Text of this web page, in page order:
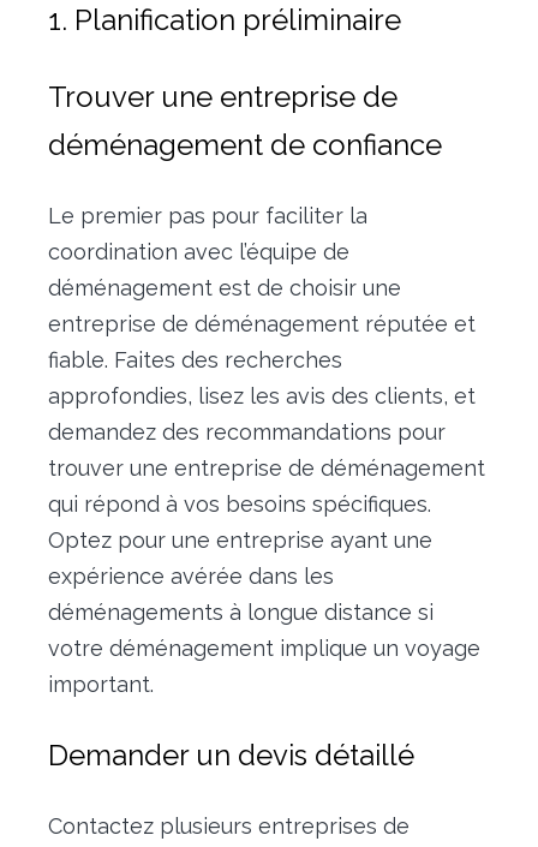
1. Planification préliminaire
Trouver une entreprise de
déménagement de confiance
Le premier pas pour faciliter la
coordination avec l’équipe de
déménagement est de choisir une
entreprise de déménagement réputée et
fiable. Faites des recherches
approfondies, lisez les avis des clients, et
demandez des recommandations pour
trouver une entreprise de déménagement
qui répond à vos besoins spécifiques.
Optez pour une entreprise ayant une
expérience avérée dans les
déménagements à longue distance si
votre déménagement implique un voyage
important.
Demander un devis détaillé
Contactez plusieurs entreprises de